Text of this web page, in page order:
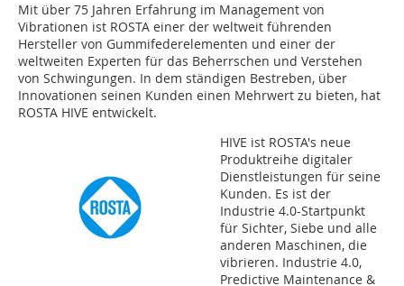
Mit über 75 Jahren Erfahrung im Management von
Vibrationen ist ROSTA einer der weltweit führenden
Hersteller von Gummifederelementen und einer der
weltweiten Experten für das Beherrschen und Verstehen
von Schwingungen. In dem ständigen Bestreben, über
Innovationen seinen Kunden einen Mehrwert zu bieten, hat
ROSTA HIVE entwickelt.
HIVE ist ROSTA's neue
Produktreihe digitaler
Dienstleistungen für seine
Kunden. Es ist der
Industrie 4.0-Startpunkt
für Sichter, Siebe und alle
anderen Maschinen, die
vibrieren. Industrie 4.0,
Predictive Maintenance &